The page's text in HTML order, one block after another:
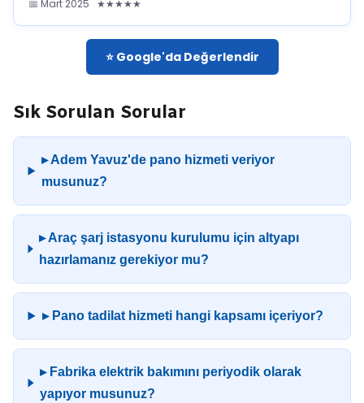
📅 Mart 2025 ★★★★★
⭐ Google'da Değerlendir
Sık Sorulan Sorular
▸ Adem Yavuz'de pano hizmeti veriyor
musunuz?
▸ Araç şarj istasyonu kurulumu için altyapı
hazırlamanız gerekiyor mu?
▸ Pano tadilat hizmeti hangi kapsamı içeriyor?
▸ Fabrika elektrik bakımını periyodik olarak
yapıyor musunuz?